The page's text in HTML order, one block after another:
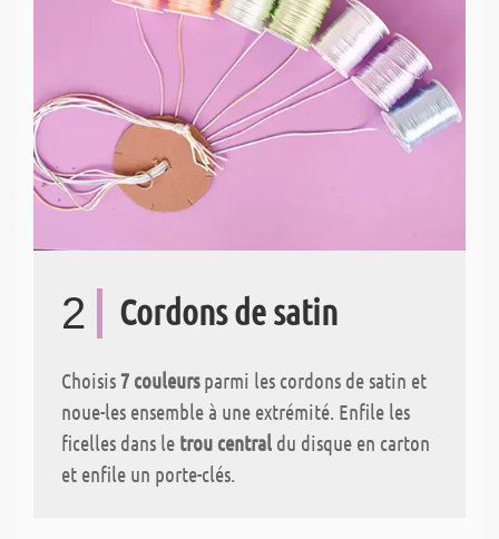
2 Cordons de satin
Choisis 7 couleursparmi les cordons de satin et
noue-les ensemble à une extrémité. Enfile les
ficelles dans le trou central du disque en carton
et enfile un porte-clés.